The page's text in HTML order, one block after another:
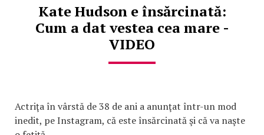
Kate Hudson e însărcinată:
Cum a dat vestea cea mare -
VIDEO
Actriţa în vârstă de 38 de ani a anunţat într-un mod
inedit, pe Instagram, că este însărcinată şi că va naşte